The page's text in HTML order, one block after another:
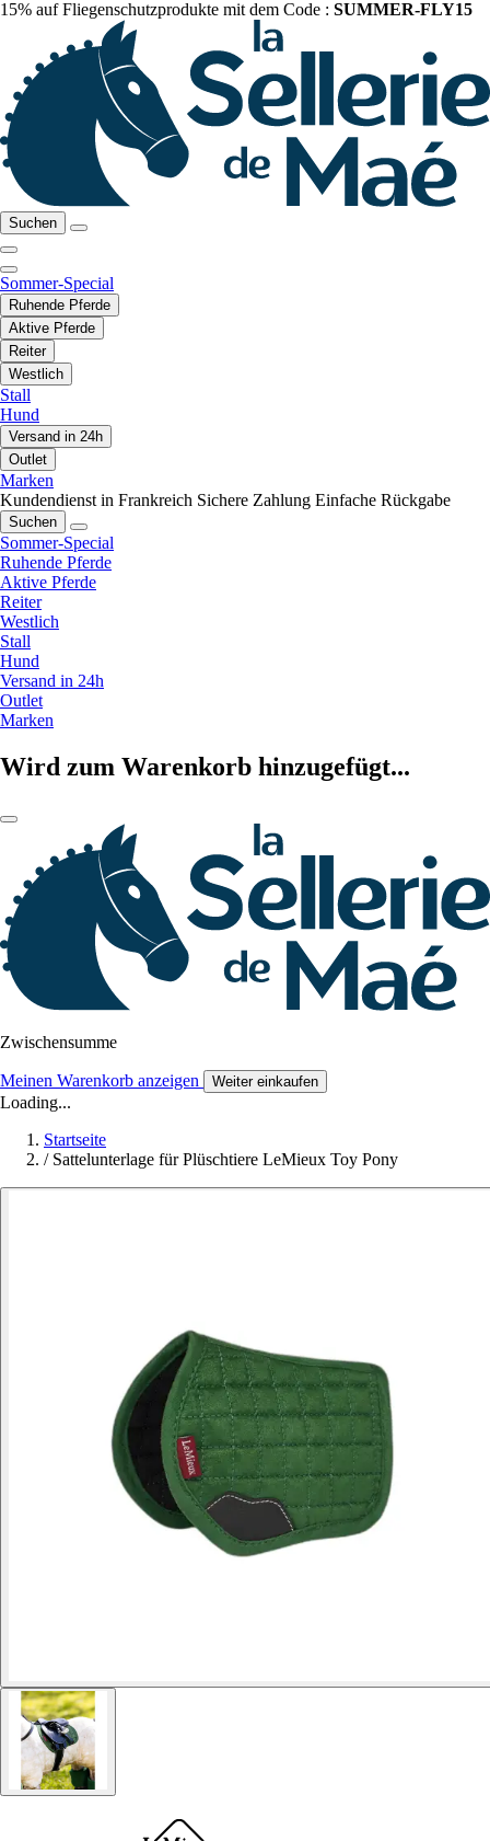
15% auf Fliegenschutzprodukte mit dem Code : SUMMER-FLY15
Suchen
Sommer-Special
Ruhende Pferde
Aktive Pferde
Reiter
Westlich
Stall
Hund
Versand in 24h
Outlet
Marken
Kundendienst in Frankreich Sichere Zahlung Einfache Rückgabe
Suchen
Sommer-Special
Ruhende Pferde
Aktive Pferde
Reiter
Westlich
Stall
Hund
Versand in 24h
Outlet
Marken
Wird zum Warenkorb hinzugefügt...
Zwischensumme
Meinen Warenkorb anzeigen Weiter einkaufen
Loading...
Startseite
/ Sattelunterlage für Plüschtiere LeMieux Toy Pony